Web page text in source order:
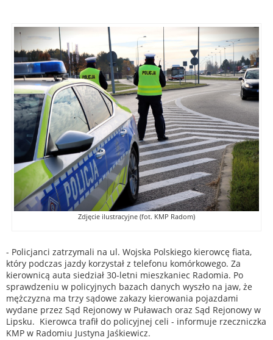
Zdjęcie ilustracyjne (fot. KMP Radom)
- Policjanci zatrzymali na ul. Wojska Polskiego kierowcę fiata,
który podczas jazdy korzystał z telefonu komórkowego. Za
kierownicą auta siedział 30-letni mieszkaniec Radomia. Po
sprawdzeniu w policyjnych bazach danych wyszło na jaw, że
mężczyzna ma trzy sądowe zakazy kierowania pojazdami
wydane przez Sąd Rejonowy w Puławach oraz Sąd Rejonowy w
Lipsku. Kierowca trafił do policyjnej celi - informuje rzeczniczka
KMP w Radomiu Justyna Jaśkiewicz.